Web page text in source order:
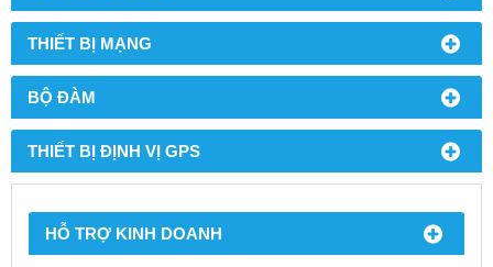
THIẾT BỊ MẠNG
BỘ ĐÀM
THIẾT BỊ ĐỊNH VỊ GPS
HỖ TRỢ KINH DOANH